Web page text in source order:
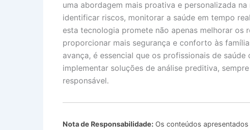
uma abordagem mais proativa e personalizada
identificar riscos, monitorar a saúde em tempo
esta tecnologia promete não apenas melhorar os
proporcionar mais segurança e conforto às
avança, é essencial que os profissionais de
implementar soluções de análise preditiva,
responsável.
Nota de Responsabilidade: Os conteúdos